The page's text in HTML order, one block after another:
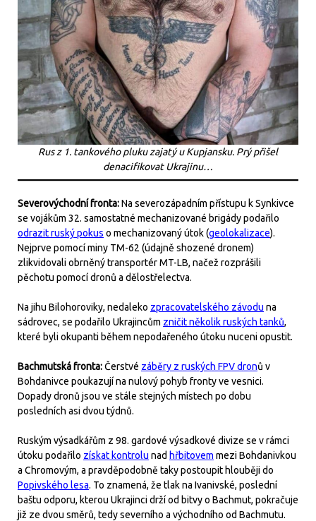
Rus z 1. tankového pluku zajatý u Kupjansku. Prý přišel
denacifikovat Ukrajinu…
Severovýchodní fronta:Na severozápadním přístupu k Synkivce
se vojákům 32. samostatné mechanizované brigády podařilo
odrazit ruský pokus o mechanizovaný útok (geolokalizace).
Nejprve pomocí miny TM-62 (údajně shozené dronem)
zlikvidovali obrněný transportér MT-LB, načež rozprášili
pěchotu pomocí dronů a dělostřelectva.
Na jihu Bilohoroviky, nedaleko zpracovatelského závodu na
sádrovec, se podařilo Ukrajincům zničit několik ruských tanků,
které byli okupanti během nepodařeného útoku nuceni opustit.
Bachmutská fronta:Čerstvé záběry z ruských FPV dronů v
Bohdanivce poukazují na nulový pohyb fronty ve vesnici.
Dopady dronů jsou ve stále stejných místech po dobu
posledních asi dvou týdnů.
Ruským výsadkářům z 98. gardové výsadkové divize se v rámci
útoku podařilo získat kontrolu nad hřbitovem mezi Bohdanivkou
a Chromovým, a pravděpodobně taky postoupit hlouběji do
Popivského lesa. To znamená, že tlak na Ivanivské, poslední
baštu odporu, kterou Ukrajinci drží od bitvy o Bachmut, pokračuje
již ze dvou směrů, tedy severního a východního od Bachmutu.